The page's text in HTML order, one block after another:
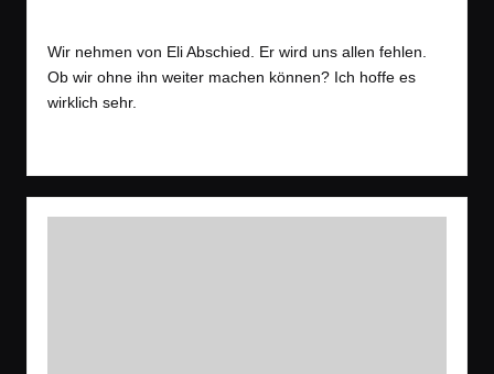
in
Wir nehmen von Eli Abschied. Er wird uns allen fehlen.
Ob wir ohne ihn weiter machen können? Ich hoffe es
wirklich sehr.